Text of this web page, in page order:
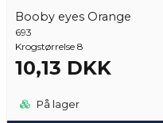
Booby eyes Orange
693
Krogstørrelse 8
10,13 DKK
På lager